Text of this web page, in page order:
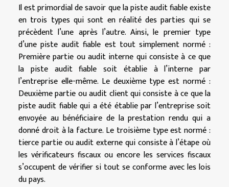
Il est primordial de savoir que la piste audit fiable existe
en trois types qui sont en réalité des parties qui se
précèdent l’une après l’autre. Ainsi, le premier type
d’une piste audit fiable est tout simplement normé :
Première partie ou audit interne qui consiste à ce que
la piste audit fiable soit établie à l’interne par
l’entreprise elle-même. Le deuxième type est normé :
Deuxième partie ou audit client qui consiste à ce que la
piste audit fiable qui a été établie par l’entreprise soit
envoyée au bénéficiaire de la prestation rendu qui a
donné droit à la facture. Le troisième type est normé :
tierce partie ou audit externe qui consiste à l’étape où
les vérificateurs fiscaux ou encore les services fiscaux
s’occupent de vérifier si tout se conforme avec les lois
du pays.